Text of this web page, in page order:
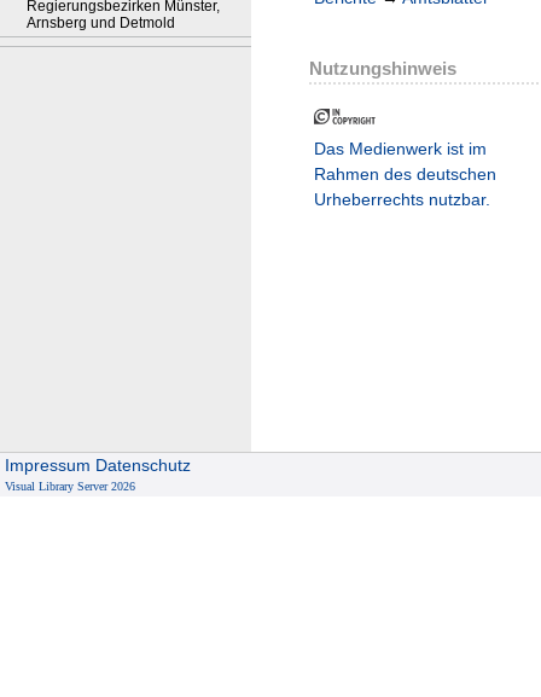
Regierungsbezirken Münster,
Arnsberg und Detmold
Nutzungshinweis
Das Medienwerk ist im
Rahmen des deutschen
Urheberrechts nutzbar.
Impressum Datenschutz
Visual Library Server 2026